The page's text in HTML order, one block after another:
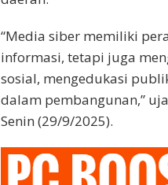
“Media siber memiliki
informasi, tetapi juga
sosial, mengedukasi
dalam pembangunan,”
Senin (29/9/2025).